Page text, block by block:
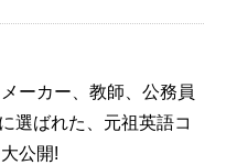
ーカー、教師、公務員
選ばれた、元祖英語コ
公開!